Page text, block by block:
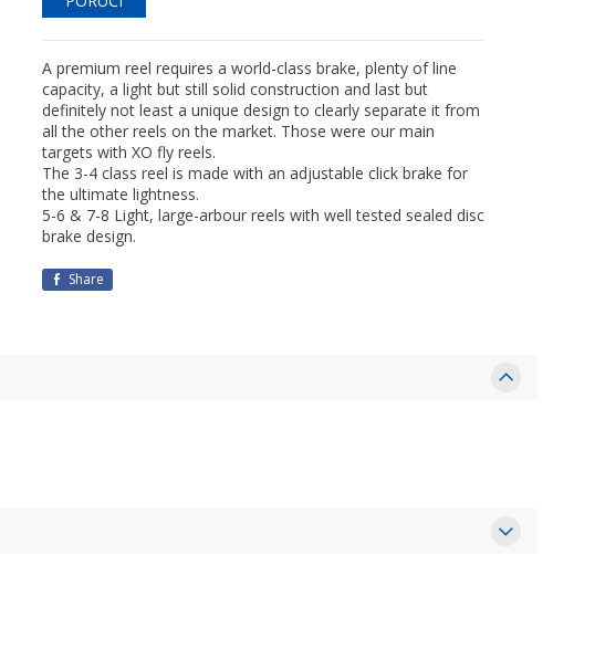
A premium reel requires a world-class brake, plenty of line
capacity, a light but still solid construction and last but
definitely not least a unique design to clearly separate it from
all the other reels on the market. Those were our main
targets with XO fly reels.
The 3-4 class reel is made with an adjustable click brake for
the ultimate lightness.
5-6 & 7-8 Light, large-arbour reels with well tested sealed disc
brake design.
Share